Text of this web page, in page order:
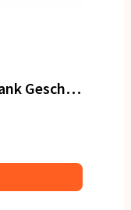
Nexus Draadloze Powerbank Geschikt voor MagSafe R-ABS 5000 mAh